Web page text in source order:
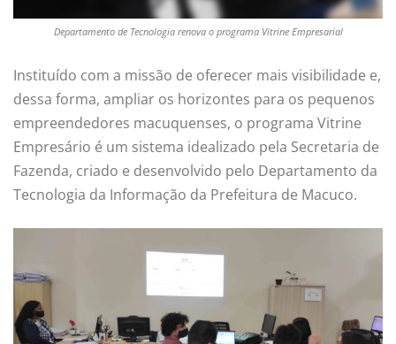
Departamento de Tecnologia renova o programa Vitrine Empresarial
Instituído com a missão de oferecer mais visibilidade e,
dessa forma, ampliar os horizontes para os pequenos
empreendedores macuquenses, o programa Vitrine
Empresário é um sistema idealizado pela Secretaria de
Fazenda, criado e desenvolvido pelo Departamento da
Tecnologia da Informação da Prefeitura de Macuco.